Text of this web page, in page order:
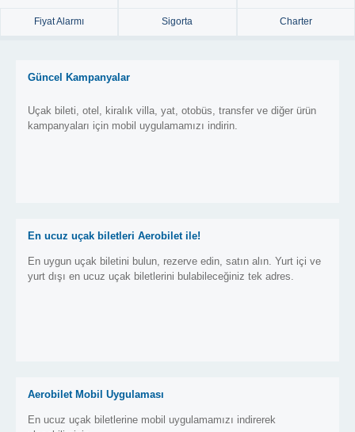
Fiyat Alarmı Sigorta Charter
Güncel Kampanyalar
Uçak bileti, otel, kiralık villa, yat, otobüs, transfer ve diğer ürün
kampanyaları için mobil uygulamamızı indirin.
En ucuz uçak biletleri Aerobilet ile!
En uygun uçak biletini bulun, rezerve edin, satın alın. Yurt içi ve
yurt dışı en ucuz uçak biletlerini bulabileceğiniz tek adres.
Aerobilet Mobil Uygulaması
En ucuz uçak biletlerine mobil uygulamamızı indirerek